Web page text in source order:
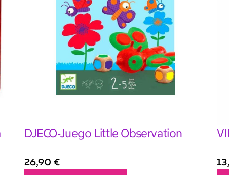
DJECO-Juego Little Observation
26,90 €